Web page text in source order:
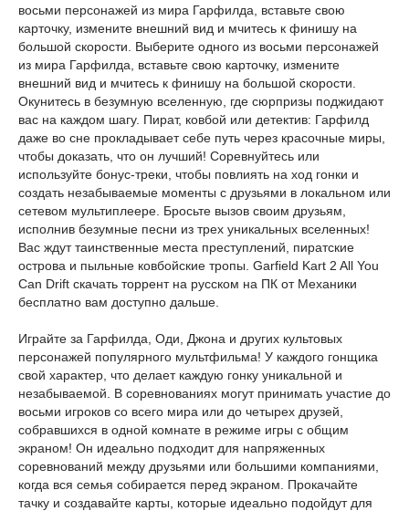
восьми персонажей из мира Гарфилда, вставьте свою
карточку, измените внешний вид и мчитесь к финишу на
большой скорости. Выберите одного из восьми персонажей
из мира Гарфилда, вставьте свою карточку, измените
внешний вид и мчитесь к финишу на большой скорости.
Окунитесь в безумную вселенную, где сюрпризы поджидают
вас на каждом шагу. Пират, ковбой или детектив: Гарфилд
даже во сне прокладывает себе путь через красочные миры,
чтобы доказать, что он лучший! Соревнуйтесь или
используйте бонус-треки, чтобы повлиять на ход гонки и
создать незабываемые моменты с друзьями в локальном или
сетевом мультиплеере. Бросьте вызов своим друзьям,
исполнив безумные песни из трех уникальных вселенных!
Вас ждут таинственные места преступлений, пиратские
острова и пыльные ковбойские тропы. Garfield Kart 2 All You
Can Drift скачать торрент на русском на ПК от Механики
бесплатно вам доступно дальше.
Играйте за Гарфилда, Оди, Джона и других культовых
персонажей популярного мультфильма! У каждого гонщика
свой характер, что делает каждую гонку уникальной и
незабываемой. В соревнованиях могут принимать участие до
восьми игроков со всего мира или до четырех друзей,
собравшихся в одной комнате в режиме игры с общим
экраном! Он идеально подходит для напряженных
соревнований между друзьями или большими компаниями,
когда вся семья собирается перед экраном. Прокачайте
тачку и создавайте карты, которые идеально подойдут для